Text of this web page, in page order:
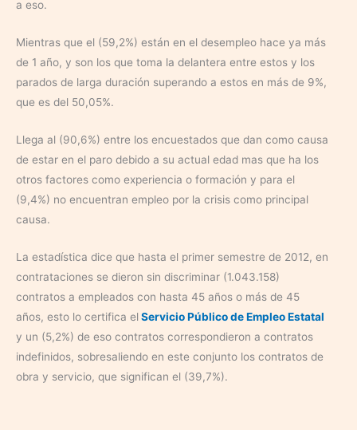
a eso.
Mientras que el (59,2%) están en el desempleo hace ya más
de 1 año, y son los que toma la delantera entre estos y los
parados de larga duración superando a estos en más de 9%,
que es del 50,05%.
Llega al (90,6%) entre los encuestados que dan como causa
de estar en el paro debido a su actual edad mas que ha los
otros factores como experiencia o formación y para el
(9,4%) no encuentran empleo por la crisis como principal
causa.
La estadística dice que hasta el primer semestre de 2012, en
contrataciones se dieron sin discriminar (1.043.158)
contratos a empleados con hasta 45 años o más de 45
años, esto lo certifica el Servicio Público de Empleo Estatal
y un (5,2%) de eso contratos correspondieron a contratos
indefinidos, sobresaliendo en este conjunto los contratos de
obra y servicio, que significan el (39,7%).